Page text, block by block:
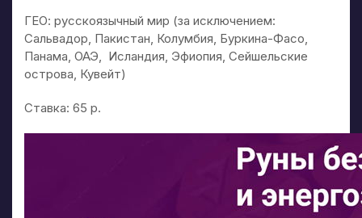
ГЕО: русскоязычный мир (за исключением:
Сальвадор, Пакистан, Колумбия, Буркина-Фасо,
Панама, ОАЭ, Исландия, Эфиопия, Сейшельские
острова, Кувейт)
Ставка: 65 р.